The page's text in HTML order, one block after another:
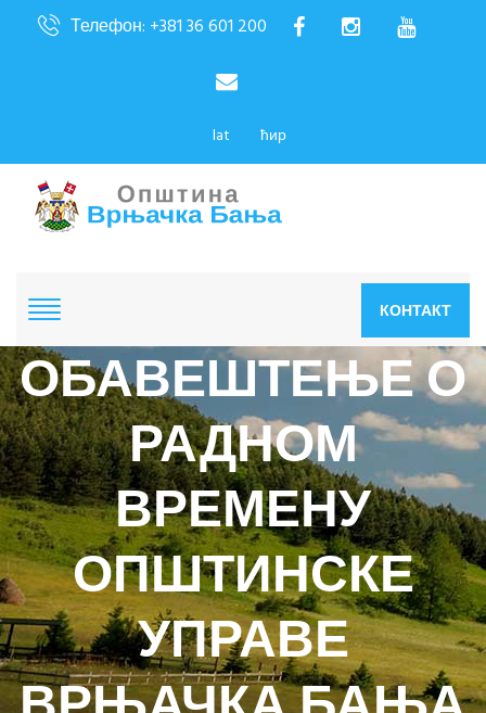
Телефон: +381 36 601 200
lat ћир
КОНТАКТ
ОБАВЕШТЕЊЕ О
РАДНОМ
ВРЕМЕНУ
ОПШТИНСКЕ
УПРАВЕ